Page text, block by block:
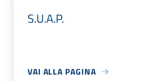
S.U.A.P.
VAI ALLA PAGINA